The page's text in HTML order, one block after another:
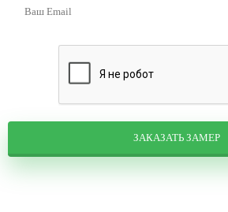
ЗАКАЗАТЬ ЗАМЕР